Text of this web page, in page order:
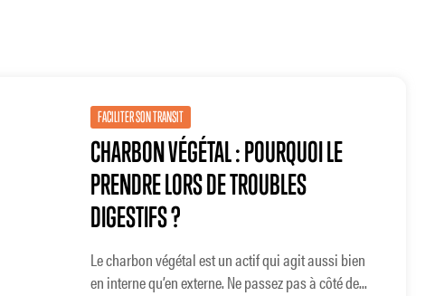
FACILITER SON TRANSIT
CHARBON VÉGÉTAL : POURQUOI LE
PRENDRE LORS DE TROUBLES
DIGESTIFS ?
Le charbon végétal est un actif qui agit aussi bien
en interne qu’en externe. Ne passez pas à côté de...